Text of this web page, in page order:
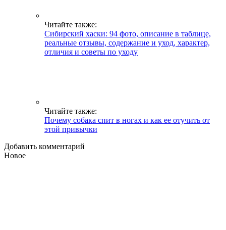
Читайте также:
Сибирский хаски: 94 фото, описание в таблице,
реальные отзывы, содержание и уход, характер,
отличия и советы по уходу
Читайте также:
Почему собака спит в ногах и как ее отучить от
этой привычки
Добавить комментарий
Новое